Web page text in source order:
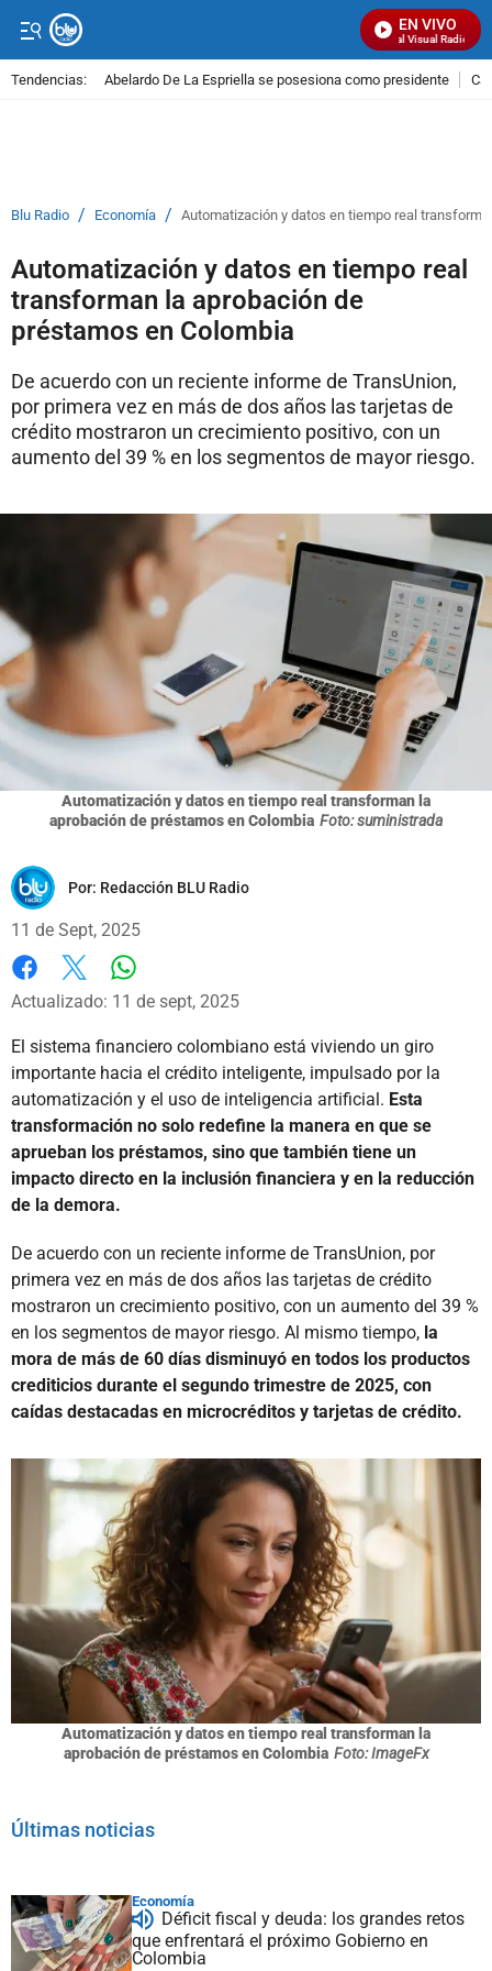
EN VIVO
Señal Visual Radio
Tendencias: Abelardo De La Espriella se posesiona como presidente
Blu Radio / Economía / Automatización y datos en tiempo real
Automatización y datos en tiempo real
transforman la aprobación de
préstamos en Colombia
De acuerdo con un reciente informe de TransUnion,
por primera vez en más de dos años las tarjetas de
crédito mostraron un crecimiento positivo, con un
aumento del 39 % en los segmentos de mayor riesgo.
Automatización y datos en tiempo real transforman la
aprobación de préstamos en Colombia Foto: suministrada
Por: Redacción BLU Radio
11 de Sept, 2025
Facebook
X
Actualizado: 11 de sept, 2025
El sistema financiero colombiano está viviendo un giro
importante hacia el crédito inteligente, impulsado por la
automatización y el uso de inteligencia artificial. Esta
transformación no solo redefine la manera en que se
aprueban los préstamos, sino que también tiene un
impacto directo en la inclusión financiera y en la reducción
de la demora.
De acuerdo con un reciente informe de TransUnion, por
primera vez en más de dos años las tarjetas de crédito
mostraron un crecimiento positivo, con un aumento del 39 %
en los segmentos de mayor riesgo. Al mismo tiempo, la
mora de más de 60 días disminuyó en todos los productos
crediticios durante el segundo trimestre de 2025, con
caídas destacadas en microcréditos y tarjetas de crédito.
Automatización y datos en tiempo real transforman la
aprobación de préstamos en Colombia Foto: ImageFx
Últimas noticias
Economía
Déficit fiscal y deuda: los grandes retos
que enfrentará el próximo Gobierno en
Colombia